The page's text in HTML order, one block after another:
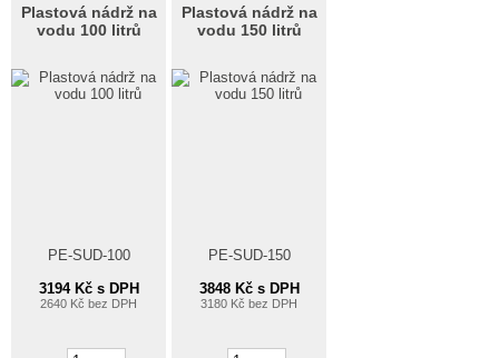
Plastová nádrž na
vodu 100 litrů
PE-SUD-100
3194 Kč s DPH
2640 Kč bez DPH
Plastová nádrž na
vodu 150 litrů
PE-SUD-150
3848 Kč s DPH
3180 Kč bez DPH